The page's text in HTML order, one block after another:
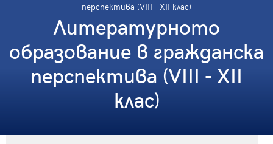
перспектива (VIII - XII клас)
Литературното
образование в гражданска
перспектива (VIII - XII
клас)